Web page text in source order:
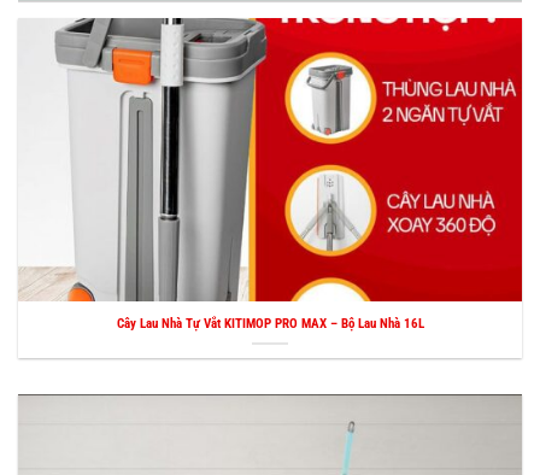
Cây Lau Nhà Tự Vắt KITIMOP PRO MAX – Bộ Lau Nhà 16L